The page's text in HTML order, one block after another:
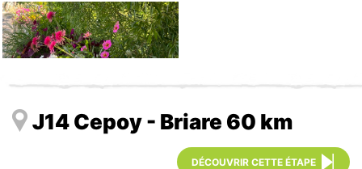
J14 Cepoy - Briare 60 km
DÉCOUVRIR CETTE ÉTAPE